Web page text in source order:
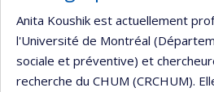
Anita Koushik est actuellement
l'Université de Montréal
sociale et préventive) et
recherche du CHUM (CRCHUM).